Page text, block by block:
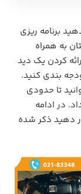
برنامه ریزی
به همراه
کردن یک دید
بندی کنید.
تا حدودی
در ادامه
دهید ذکر شده